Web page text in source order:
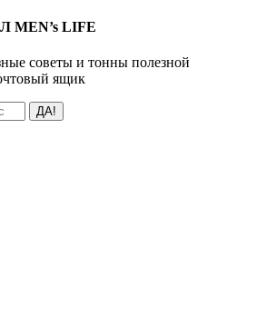
LIFE
советы и тонны полезной
ящик
ДА!